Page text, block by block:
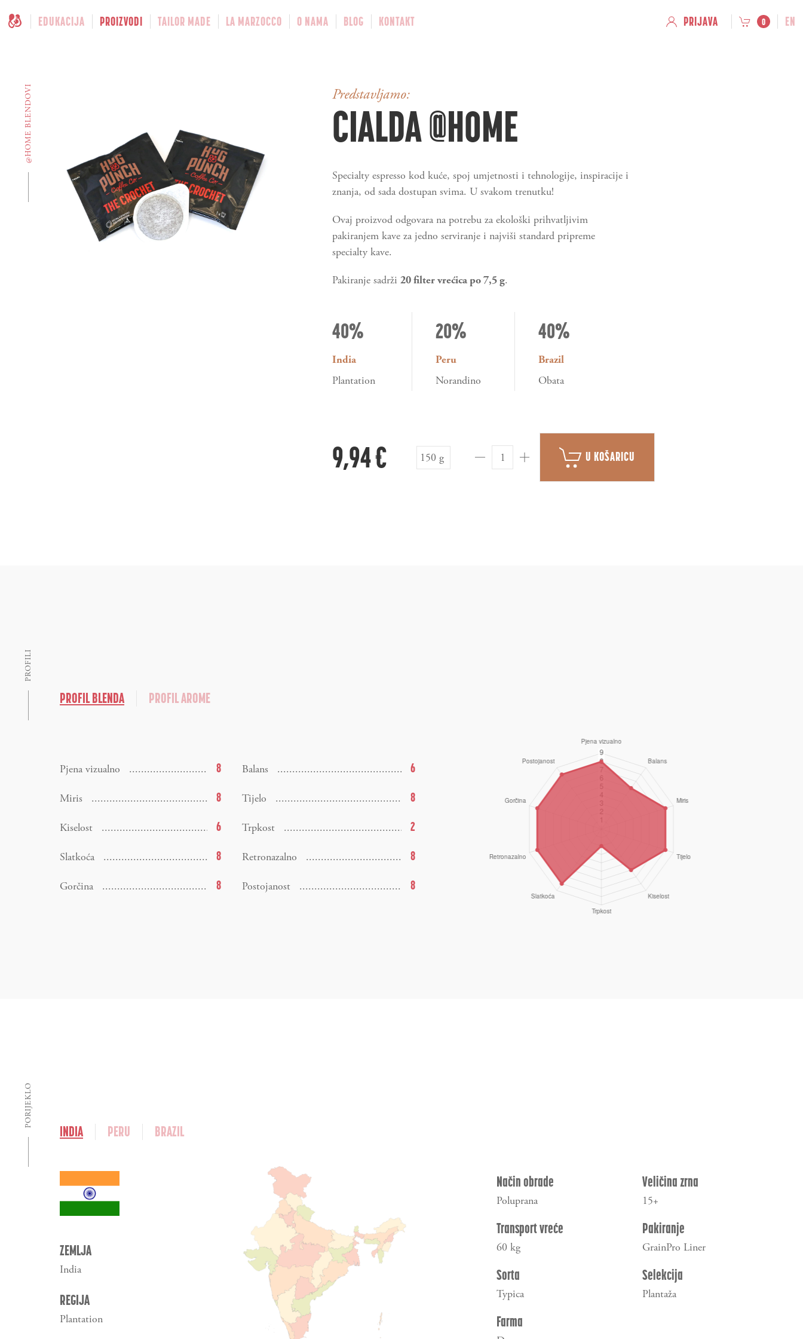
EDUKACIJA PROIZVODI TAILOR MADE LA MARZOCCO O NAMA BLOG KONTAKT PRIJAVA 0 EN
@HOME BLENDOVI Predstavljamo:
CIALDA @HOME
Specialty espresso kod kuće, spoj umjetnosti i tehnologije, inspiracije i
znanja, od sada dostupan svima. U svakom trenutku!
Ovaj proizvod odgovara na potrebu za ekološki prihvatljivim
pakiranjem kave za jedno serviranje i najviši standard pripreme
specialty kave.
Pakiranje sadrži20 filter vrećica po 7,5 g.
40%
India
Plantation
20%
Peru
Norandino
40%
Brazil
Obata
9,94 € 150 g U KOŠARICU
PROFILI
PROFIL BLENDA PROFIL AROME
Pjena vizualno 8 Balans 6
Miris 8 Tijelo 8
Kiselost 6 Trpkost 2
Slatkoća 8 Retronazalno 8
Gorčina 8 Postojanost 8
PORIJEKLO
INDIA PERU BRAZIL
ZEMLJA
India
REGIJA
Plantation
Način obrade
Poluprana
Veličina zrna
15+
Transport vreće
60 kg
Pakiranje
GrainPro Liner
Sorta
Typica
Selekcija
Plantaža
Farma